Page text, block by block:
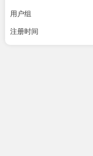
用户组
注册时间